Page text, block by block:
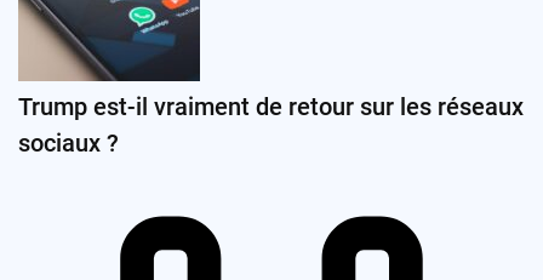
Trump est-il vraiment de retour sur les réseaux
sociaux ?